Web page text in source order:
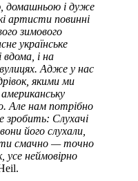
домашньою і дуже
артисти повинні
зимового
українське
вдома, і на
Адже у нас
якими ми
Але нам потрібно
зробить: Слухачі
його слухали,
смачно — точно
усе неймовірно